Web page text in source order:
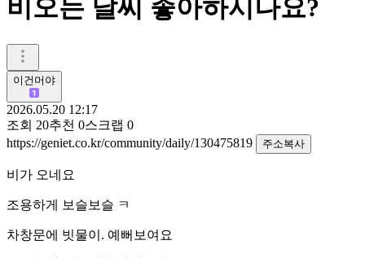
비오는 날씨 좋아하시나요?
이건머야
2026.05.20 12:17
조회 20추천 0스크랩 0
https://geniet.co.kr/community/daily/130475819
주소복사
비가 오네요
조용하게 보슬보슬 ㅋ
차창문에 빗물이. 예뻐보여요